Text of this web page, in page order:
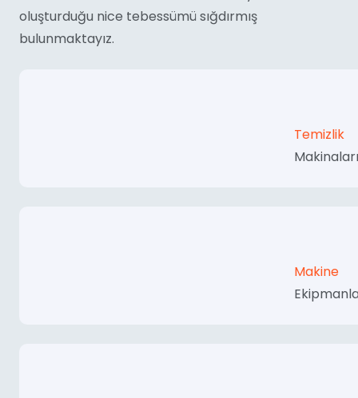
oluşturduğu nice tebessümü sığdırmış
bulunmaktayız.
Temizlik
Makinaları
Makine